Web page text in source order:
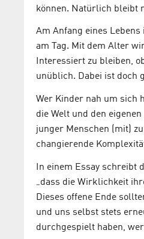
können. Natürlich bleibt
Am Anfang eines
am Tag. Mit dem Alter
Interessiert zu bleiben,
unüblich. Dabei ist doch
Wer Kinder nah um sich
die Welt und den
junger Menschen (mit)
changierende
In einem Essay schreibt
„dass die Wirklichkeit
Dieses offene Ende
und uns selbst stets
durchgespielt haben,